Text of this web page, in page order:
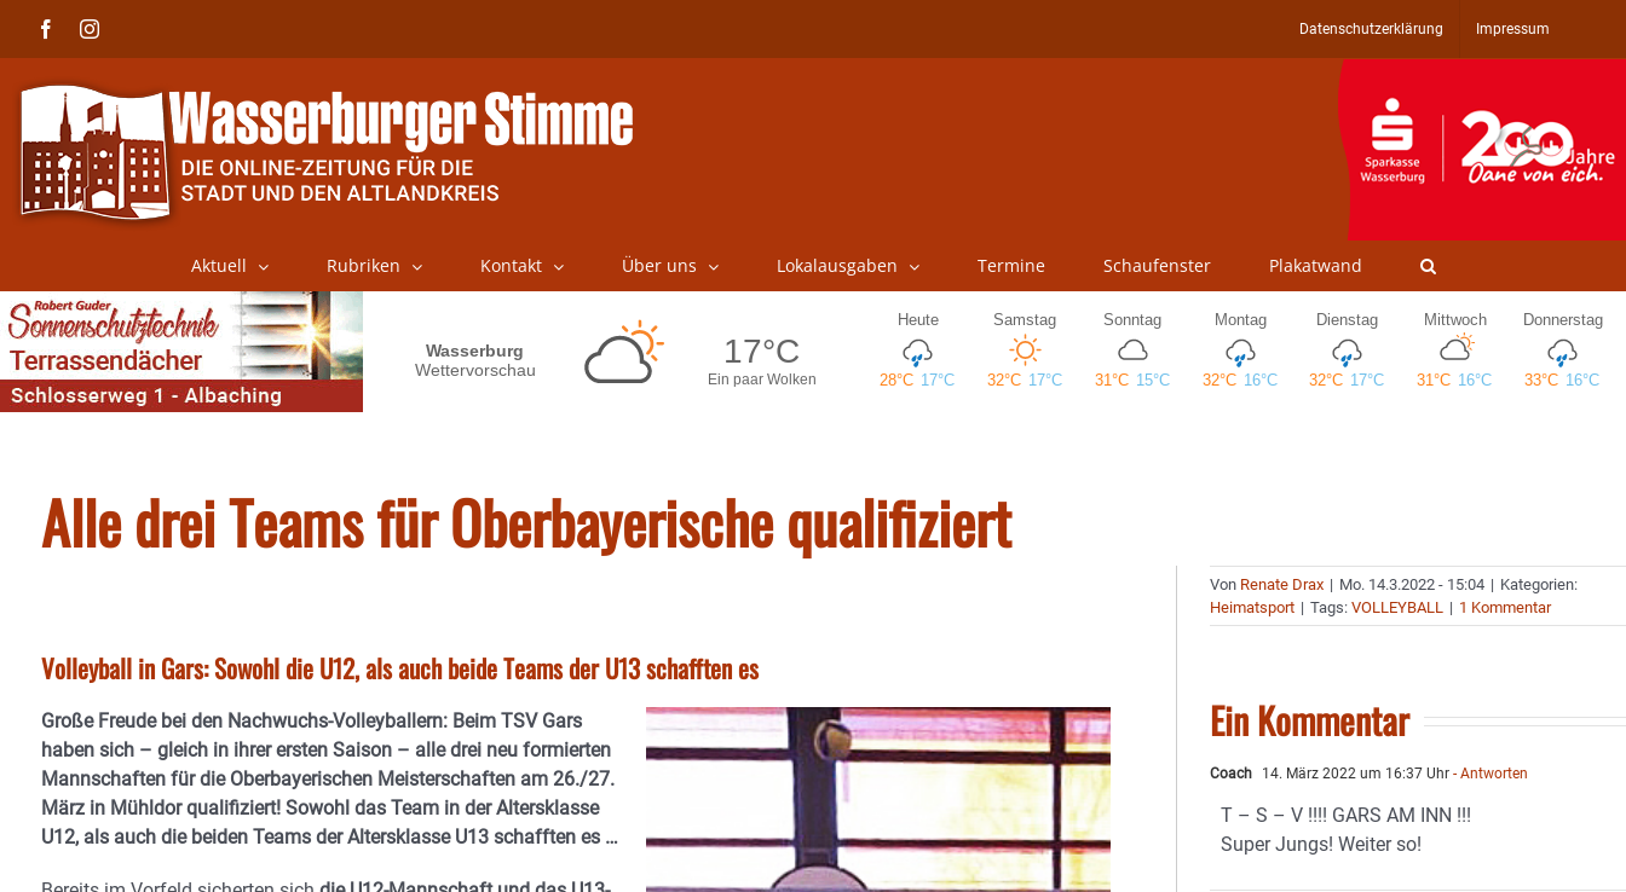
FacebookInstagram Datenschutzerklärung Impressum
Aktuell Rubriken Kontakt Über uns Lokalausgaben Termine Schaufenster Plakatwand
Alle drei Teams für Oberbayerische qualifiziert
Volleyball in Gars: Sowohl die U12, als auch beide Teams der U13 schafften es
Große Freude bei den Nachwuchs-Volleyballern: Beim TSV Gars
haben sich – gleich in ihrer ersten Saison – alle drei neu formierten
Mannschaften für die Oberbayerischen Meisterschaften am 26./27.
März in Mühldor qualifiziert! Sowohl das Team in der Altersklasse
U12, als auch die beiden Teams der Altersklasse U13 schafften es …
Von Renate Drax | Mo. 14.3.2022 - 15:04 | Kategorien:
Heimatsport | Tags:VOLLEYBALL | 1 Kommentar
Ein Kommentar
Coach 14. März 2022 um 16:37 Uhr - Antworten
T – S – V !!!! GARS AM INN !!!
Super Jungs! Weiter so!